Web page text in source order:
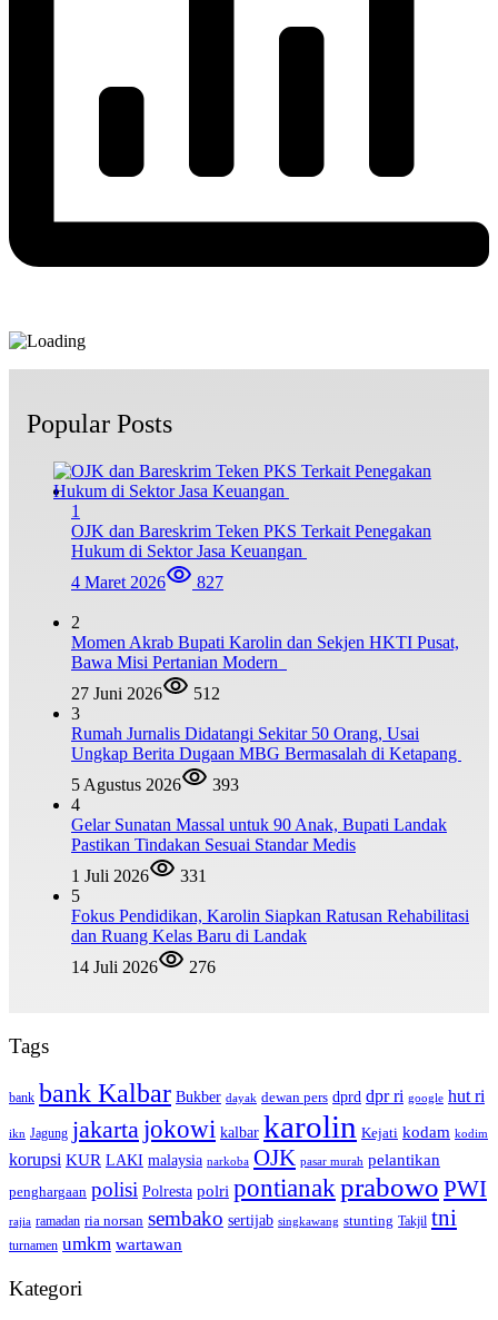
Popular Posts
1
OJK dan Bareskrim Teken PKS Terkait Penegakan
Hukum di Sektor Jasa Keuangan
4 Maret 2026
827
2
Momen Akrab Bupati Karolin dan Sekjen HKTI Pusat,
Bawa Misi Pertanian Modern
27 Juni 2026
512
3
Rumah Jurnalis Didatangi Sekitar 50 Orang, Usai
Ungkap Berita Dugaan MBG Bermasalah di Ketapang
5 Agustus 2026
393
4
Gelar Sunatan Massal untuk 90 Anak, Bupati Landak
Pastikan Tindakan Sesuai Standar Medis
1 Juli 2026
331
5
Fokus Pendidikan, Karolin Siapkan Ratusan Rehabilitasi
dan Ruang Kelas Baru di Landak
14 Juli 2026
276
Tags
bank bank Kalbar Bukber dayak dewan pers dprd dpr ri google hut ri
ikn Jagung jakarta jokowi kalbar karolin Kejati kodam kodim
korupsi KUR LAKI malaysia narkoba OJK pasar murah pelantikan
penghargaan polisi Polresta polri pontianakprabowo PWI
rajia ramadan ria norsan sembako sertijab singkawang stunting Takjil tni
turnamen umkm wartawan
Kategori